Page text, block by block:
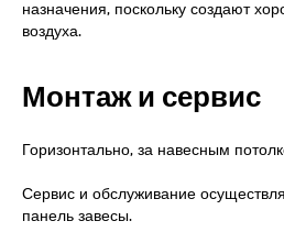
назначения, поскольку создают
воздуха.
Монтаж и сервис
Горизонтально, за навесным
Сервис и обслуживание
панель завесы.